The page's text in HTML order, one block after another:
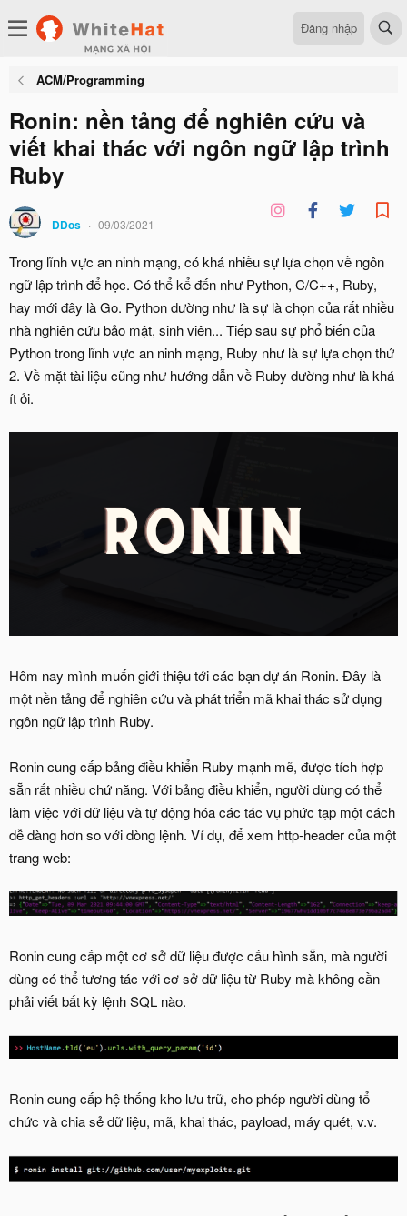
Đăng nhập
ACM/Programming
Ronin: nền tảng để nghiên cứu và
viết khai thác với ngôn ngữ lập trình
Ruby
DDos 09/03/2021
Trong lĩnh vực an ninh mạng, có khá nhiều sự lựa chọn về ngôn
ngữ lập trình để học. Có thể kể đến như Python, C/C++, Ruby,
hay mới đây là Go. Python dường như là sự là chọn của rất nhiều
nhà nghiên cứu bảo mật, sinh viên... Tiếp sau sự phổ biến của
Python trong lĩnh vực an ninh mạng, Ruby như là sự lựa chọn thứ
2. Về mặt tài liệu cũng như hướng dẫn về Ruby dường như là khá
ít ỏi.
Hôm nay mình muốn giới thiệu tới các bạn dự án Ronin. Đây là
một nền tảng để nghiên cứu và phát triển mã khai thác sử dụng
ngôn ngữ lập trình Ruby.
Ronin cung cấp bảng điều khiển Ruby mạnh mẽ, được tích hợp
sẵn rất nhiều chứ năng. Với bảng điều khiển, người dùng có thể
làm việc với dữ liệu và tự động hóa các tác vụ phức tạp một cách
dễ dàng hơn so với dòng lệnh. Ví dụ, để xem http-header của một
trang web:
Ronin cung cấp một cơ sở dữ liệu được cấu hình sẵn, mà người
dùng có thể tương tác với cơ sở dữ liệu từ Ruby mà không cần
phải viết bất kỳ lệnh SQL nào.
Ronin cung cấp hệ thống kho lưu trữ, cho phép người dùng tổ
chức và chia sẻ dữ liệu, mã, khai thác, payload, máy quét, v.v.